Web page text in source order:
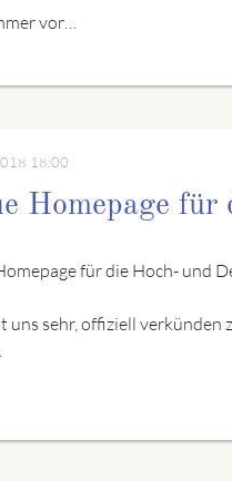
vor…
18:00
Homepage
für die Hoch- und
uns sehr, offiziell verkünden